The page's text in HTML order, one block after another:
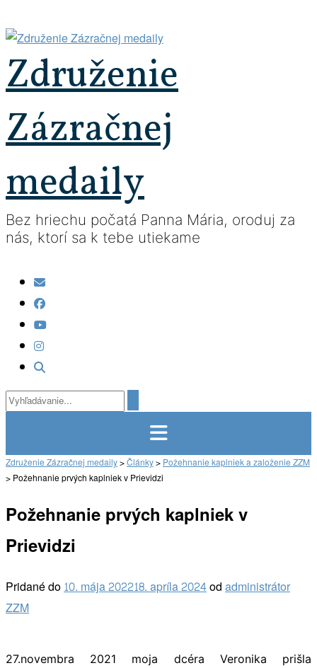
na
obsah
Združenie
Zázračnej
medaily
Bez hriechu počatá Panna Mária, oroduj za
nás, ktorí sa k tebe utiekame
Združenie Zázračnej medaily>Články>Požehnanie kaplniek a založenie ZZM
>Požehnanie prvých kaplniek v Prievidzi
Požehnanie prvých kaplniek v
Prievidzi
Pridané do10. mája 202218. apríla 2024odadministrátor
ZZM
27.novembra 2021 moja dcéra Veronika prišla